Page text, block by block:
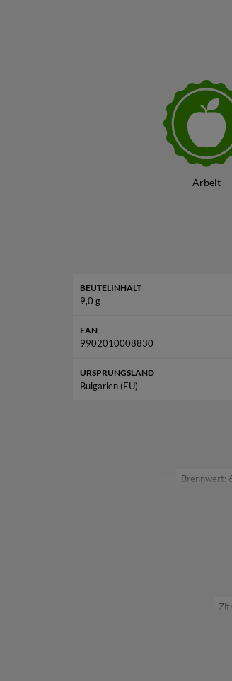
Durstlöscher oder als
Arbeit
BEUTELINHALT
9,0 g
EAN
9902010008830
URSPRUNGSLAND
Bulgarien (EU)
Brennwert: